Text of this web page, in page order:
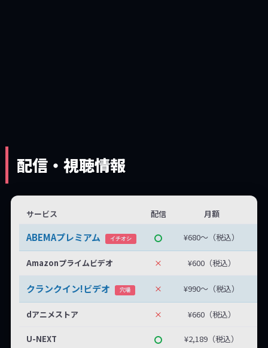
配信・視聴情報
サービス 配信 月額
ABEMAプレミアム イチオシ ¥680〜（税込）
Amazonプライムビデオ × ¥600（税込）
クランクイン!ビデオ 穴場 × ¥990〜（税込）
dアニメストア × ¥660（税込）
U-NEXT ¥2,189（税込）